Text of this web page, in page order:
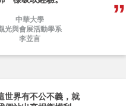
中華大學
光與會展活動學系
李苙言
世界有不公不義，就